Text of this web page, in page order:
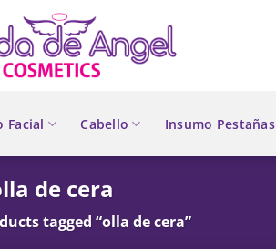
Facial Cabello Insumo Pestañas
de cera
tagged “olla de cera”